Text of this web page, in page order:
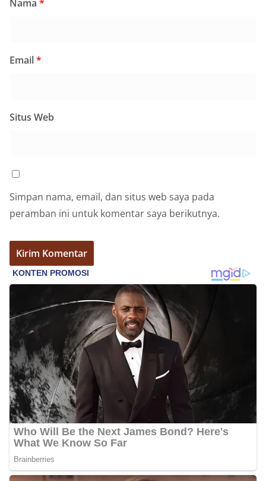
Nama *
Email*
Situs Web
Simpan nama, email, dan situs web saya pada
peramban ini untuk komentar saya berikutnya.